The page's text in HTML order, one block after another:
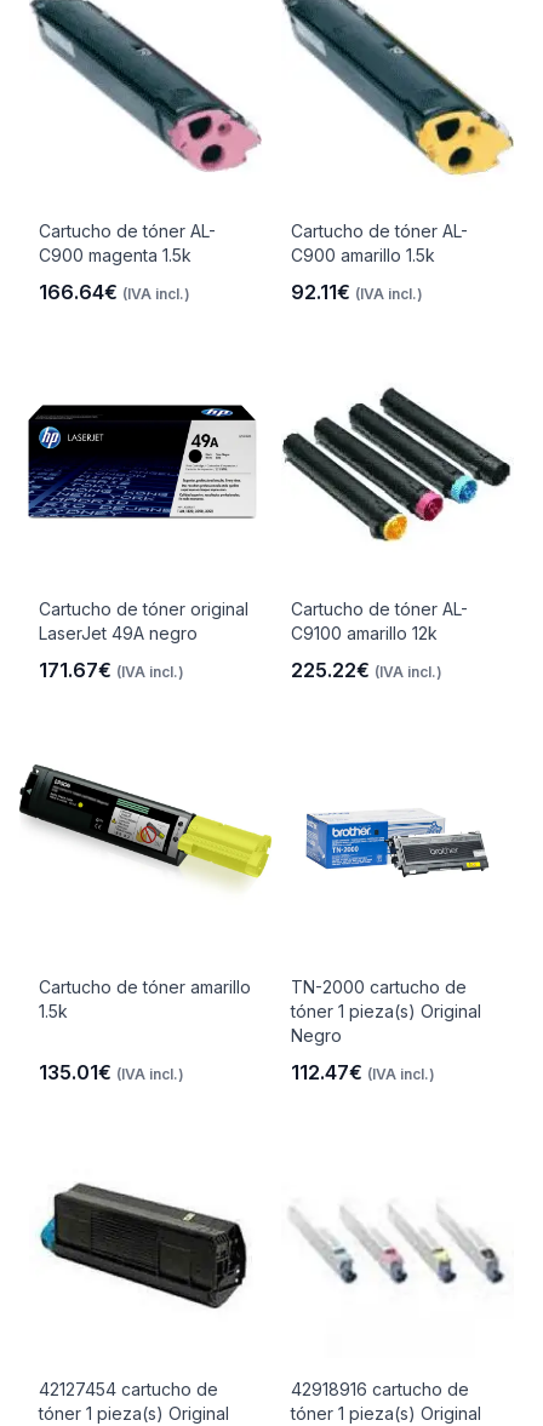
Cartucho de tóner AL-
C900 magenta 1.5k
166.64€ (IVA incl.)
Cartucho de tóner AL-
C900 amarillo 1.5k
92.11€ (IVA incl.)
Cartucho de tóner original
LaserJet 49A negro
171.67€ (IVA incl.)
Cartucho de tóner AL-
C9100 amarillo 12k
225.22€ (IVA incl.)
Cartucho de tóner amarillo
1.5k
135.01€ (IVA incl.)
TN-2000 cartucho de
tóner 1 pieza(s) Original
Negro
112.47€ (IVA incl.)
42127454 cartucho de
tóner 1 pieza(s) Original
42918916 cartucho de
tóner 1 pieza(s) Original